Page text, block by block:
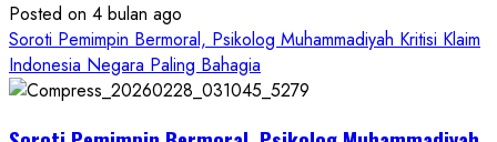
Posted on 4 bulan ago
Soroti Pemimpin Bermoral, Psikolog Muhammadiyah Kritisi Klaim
Indonesia Negara Paling Bahagia